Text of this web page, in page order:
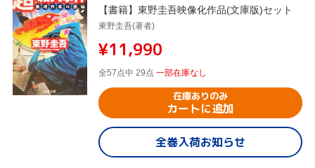
【書籍】東野圭吾映像化作品(文庫版)セット
東野圭吾(著者)
¥11,990
全57点中 29点 一部在庫なし
在庫ありのみ
カートに追加
全巻入荷お知らせ